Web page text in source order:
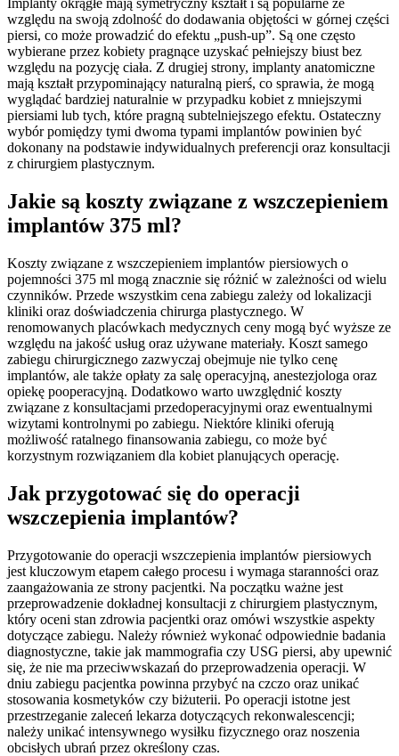
Implanty okrągłe mają symetryczny kształt i są popularne ze
względu na swoją zdolność do dodawania objętości w górnej części
piersi, co może prowadzić do efektu „push-up”. Są one często
wybierane przez kobiety pragnące uzyskać pełniejszy biust bez
względu na pozycję ciała. Z drugiej strony, implanty anatomiczne
mają kształt przypominający naturalną pierś, co sprawia, że mogą
wyglądać bardziej naturalnie w przypadku kobiet z mniejszymi
piersiami lub tych, które pragną subtelniejszego efektu. Ostateczny
wybór pomiędzy tymi dwoma typami implantów powinien być
dokonany na podstawie indywidualnych preferencji oraz konsultacji
z chirurgiem plastycznym.
Jakie są koszty związane z wszczepieniem
implantów 375 ml?
Koszty związane z wszczepieniem implantów piersiowych o
pojemności 375 ml mogą znacznie się różnić w zależności od wielu
czynników. Przede wszystkim cena zabiegu zależy od lokalizacji
kliniki oraz doświadczenia chirurga plastycznego. W
renomowanych placówkach medycznych ceny mogą być wyższe ze
względu na jakość usług oraz używane materiały. Koszt samego
zabiegu chirurgicznego zazwyczaj obejmuje nie tylko cenę
implantów, ale także opłaty za salę operacyjną, anestezjologa oraz
opiekę pooperacyjną. Dodatkowo warto uwzględnić koszty
związane z konsultacjami przedoperacyjnymi oraz ewentualnymi
wizytami kontrolnymi po zabiegu. Niektóre kliniki oferują
możliwość ratalnego finansowania zabiegu, co może być
korzystnym rozwiązaniem dla kobiet planujących operację.
Jak przygotować się do operacji
wszczepienia implantów?
Przygotowanie do operacji wszczepienia implantów piersiowych
jest kluczowym etapem całego procesu i wymaga staranności oraz
zaangażowania ze strony pacjentki. Na początku ważne jest
przeprowadzenie dokładnej konsultacji z chirurgiem plastycznym,
który oceni stan zdrowia pacjentki oraz omówi wszystkie aspekty
dotyczące zabiegu. Należy również wykonać odpowiednie badania
diagnostyczne, takie jak mammografia czy USG piersi, aby upewnić
się, że nie ma przeciwwskazań do przeprowadzenia operacji. W
dniu zabiegu pacjentka powinna przybyć na czczo oraz unikać
stosowania kosmetyków czy biżuterii. Po operacji istotne jest
przestrzeganie zaleceń lekarza dotyczących rekonwalescencji;
należy unikać intensywnego wysiłku fizycznego oraz noszenia
obcisłych ubrań przez określony czas.